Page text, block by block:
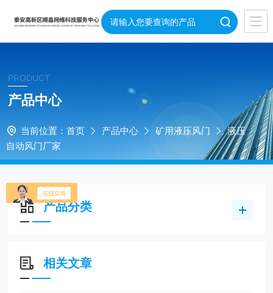
PRODUCT
产品中心
当前位置： 首页 产品中心 矿用液压风门
液压
自动风门厂家
产品分类
相关文章